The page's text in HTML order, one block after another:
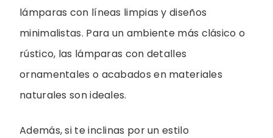
lámparas con líneas limpias y diseños
minimalistas. Para un ambiente más clásico o
rústico, las lámparas con detalles
ornamentales o acabados en materiales
naturales son ideales.
Además, si te inclinas por un estilo